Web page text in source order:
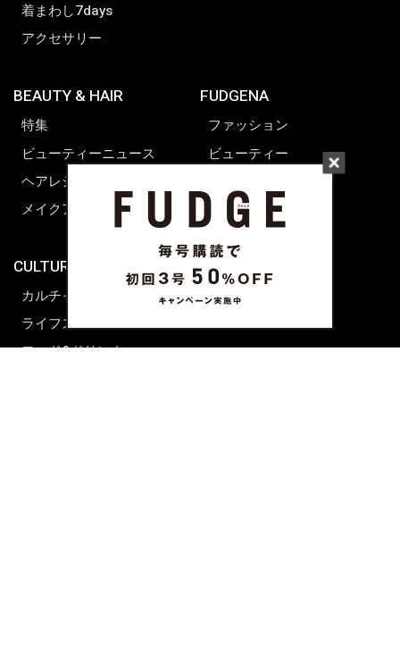
着まわし7days
アクセサリー
BEAUTY & HAIR
特集
ビューティーニュース
ヘアレシピ ストーリーズ
メイクアップティップス
CULTURE & LIFE
カルチャー
ライフスタイル
フード&ドリンク
FUDGENA
ファッション
ビューティー
ライフスタイル